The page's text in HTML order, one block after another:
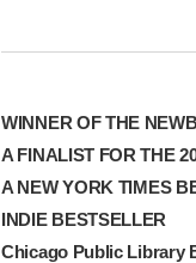
WINNER OF THE
A FINALIST FOR THE
A NEW YORK TIMES
INDIE BESTSELLER
Chicago Public Library